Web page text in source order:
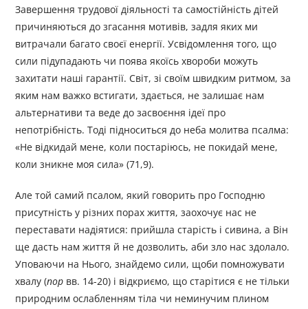
Завершення трудової діяльності та самостійність дітей
причиняються до згасання мотивів, задля яких ми
витрачали багато своєї енергії. Усвідомлення того, що
сили підупадають чи поява якоїсь хвороби можуть
захитати наші гарантії. Світ, зі своїм швидким ритмом, за
яким нам важко встигати, здається, не залишає нам
альтернативи та веде до засвоєння ідеї про
непотрібність. Тоді підноситься до неба молитва псалма:
«Не відкидай мене, коли постаріюсь, не покидай мене,
коли зникне моя сила» (71,9).
Але той самий псалом, який говорить про Господню
присутність у різних порах життя, заохочує нас не
переставати надіятися: прийшла старість і сивина, а Він
ще дасть нам життя й не дозволить, аби зло нас здолало.
Уповаючи на Нього, знайдемо сили, щоби помножувати
хвалу (пор вв. 14-20) і відкриємо, що старітися є не тільки
природним ослабленням тіла чи неминучим плином